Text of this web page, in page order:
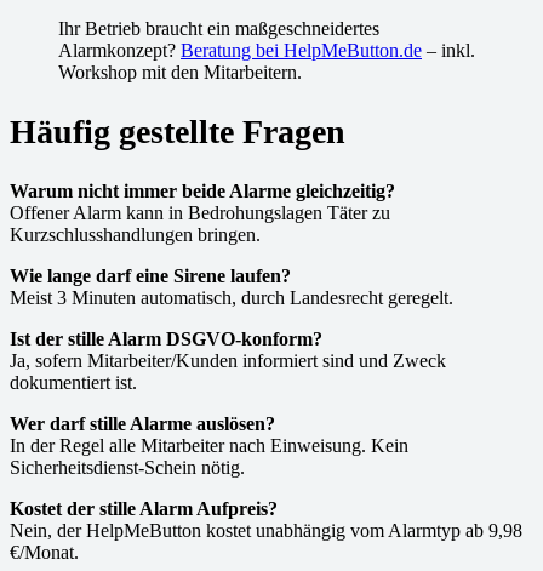
Ihr Betrieb braucht ein maßgeschneidertes
Alarmkonzept? Beratung bei HelpMeButton.de – inkl.
Workshop mit den Mitarbeitern.
Häufig gestellte Fragen
Warum nicht immer beide Alarme gleichzeitig?
Offener Alarm kann in Bedrohungslagen Täter zu
Kurzschlusshandlungen bringen.
Wie lange darf eine Sirene laufen?
Meist 3 Minuten automatisch, durch Landesrecht geregelt.
Ist der stille Alarm DSGVO-konform?
Ja, sofern Mitarbeiter/Kunden informiert sind und Zweck
dokumentiert ist.
Wer darf stille Alarme auslösen?
In der Regel alle Mitarbeiter nach Einweisung. Kein
Sicherheitsdienst-Schein nötig.
Kostet der stille Alarm Aufpreis?
Nein, der HelpMeButton kostet unabhängig vom Alarmtyp ab 9,98
€/Monat.